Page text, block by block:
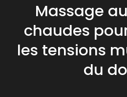
Massage
chaudes
les tensions
du